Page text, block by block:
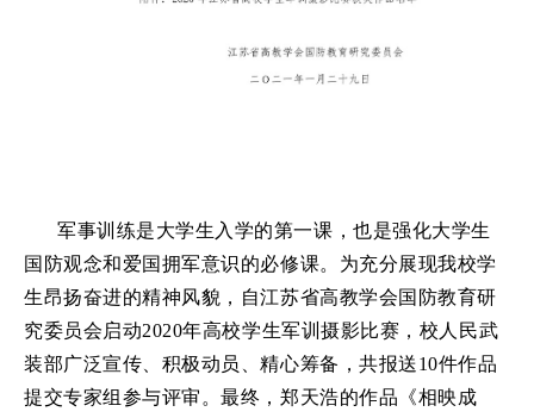
军事训练是大学生入学的第一课，也是强化大学生
国防观念和爱国拥军意识的必修课。为充分展现我校学
生昂扬奋进的精神风貌，自江苏省高教学会国防教育研
究委员会启动2020年高校学生军训摄影比赛，校人民武
装部广泛宣传、积极动员、精心筹备，共报送10件作品
提交专家组参与评审。最终，郑天浩的作品《相映成